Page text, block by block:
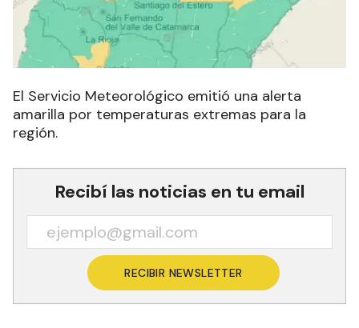
El Servicio Meteorológico emitió una alerta
amarilla por temperaturas extremas para la
región.
Recibí las noticias en tu email
RECIBIR NEWSLETTER